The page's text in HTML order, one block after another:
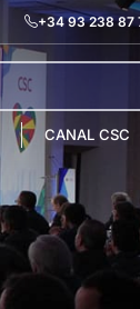
+34 93 238 87
CANAL CSC